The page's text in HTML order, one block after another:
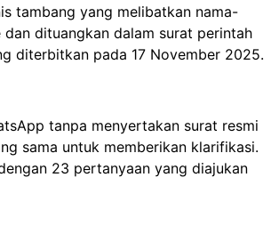
tambang yang melibatkan nama-
dituangkan dalam surat perintah
diterbitkan pada 17 November 2025.
tanpa menyertakan surat resmi
sama untuk memberikan klarifikasi.
23 pertanyaan yang diajukan